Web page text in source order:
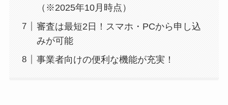
（※2025年10月時点）
審査は最短2日！スマホ・PCから申し込
みが可能
事業者向けの便利な機能が充実！